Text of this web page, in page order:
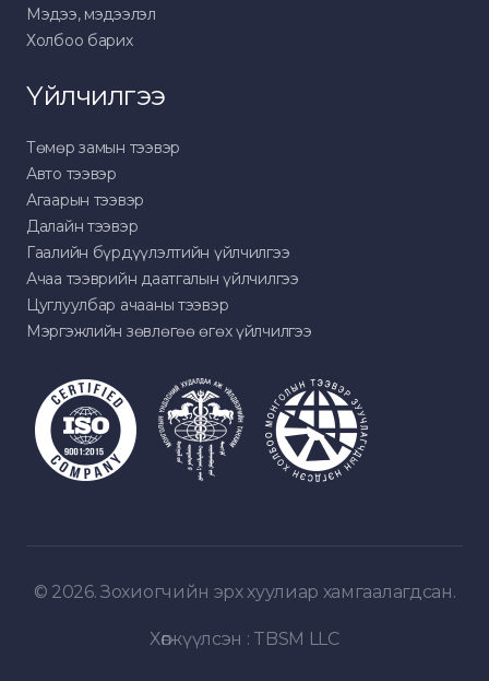
Мэдээ, мэдээлэл
Холбоо барих
Үйлчилгээ
Төмөр замын тээвэр
Авто тээвэр
Агаарын тээвэр
Далайн тээвэр
Гаалийн бүрдүүлэлтийн үйлчилгээ
Ачаа тээврийн даатгалын үйлчилгээ
Цуглуулбар ачааны тээвэр
Мэргэжлийн зөвлөгөө өгөх үйлчилгээ
© 2026. Зохиогчийн эрх хуулиар хамгаалагдсан.
Хөгжүүлсэн : TBSM LLC